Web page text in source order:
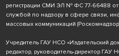
регистрации СМИ ЭЛ № ФС 77-66488 от
службой по надзору в сфере связи,
массовых коммуникаций
Учредитель ГАУ НСО «Издательский
редактор, руководитель-директор ГАУ